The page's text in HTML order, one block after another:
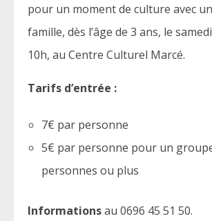
pour un moment de culture avec
famille, dès l’âge de 3 ans, le
10h, au Centre Culturel Marcé.
Tarifs d’entrée :
7€ par personne
5€ par personne pour un
personnes ou plus
Informationsau 0696 45 51 50.